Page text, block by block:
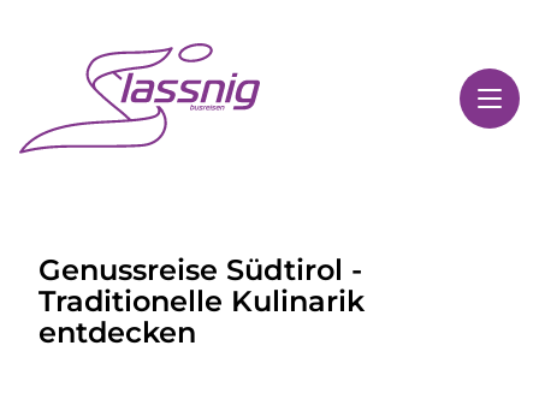
Highlights
Service
Genussreise Südtirol -
Traditionelle Kulinarik
entdecken